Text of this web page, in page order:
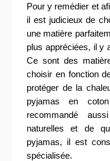
Pour y remédier et
il est judicieux de
une matière
plus appréciées, il y
Ce sont des
choisir en fonction
protéger de la
pyjamas en
recommandé
naturelles et de
pyjamas, il est
spécialisée.